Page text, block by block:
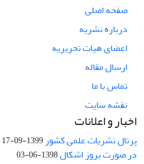
صفحه اصلی
درباره نشریه
اعضای هیات تحریریه
ارسال مقاله
تماس با ما
نقشه سایت
اخبار و اعلانات
پرتال نشریات علمی کشور 1399-09-17
در صورت بروز اشکال1398-06-03